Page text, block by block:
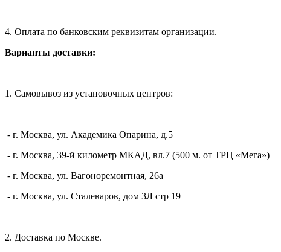
4. Оплата по банковским реквизитам организации.
Варианты доставки:
1. Самовывоз из установочных центров:
- г. Москва, ул. Академика Опарина, д.5
- г. Москва, 39-й километр МКАД, вл.7 (500 м. от ТРЦ «Мега»)
- г. Москва, ул. Вагоноремонтная, 26а
- г. Москва, ул. Сталеваров, дом 3Л стр 19
2. Доставка по Москве.